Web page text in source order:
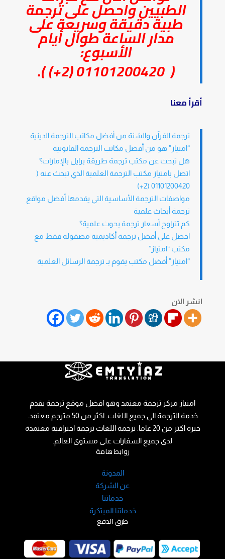
الطبيين واحصل على ترجمة
طبية دقيقة وسريعة على
مدار الساعة طوال أيام
الأسبوع:
(
01101200420 (2+)
).
أقرأ معنا
ترجمة القرآن والسُنة من أفضل مكاتب الترجمة الدينية
“امتياز” هو من أفضل مكاتب الترجمة القانونية
هل تبحث عن مكتب ترجمة طريقة برايل بالإمارات؟
اتصل بامتياز مكتب الترجمة العلمية الذي تبحث عنه (
01101200420 (2+)
مواصفات الترجمة الأساسية التي يقدمها أفضل مواقع
ترجمة أبحاث علمية
كم تتراوح أسعار ترجمة بحوث علمية؟
احصل على أفضل ترجمة أكاديمية مصقولة فقط مع
مكتب “امتياز”
“امتياز” أفضل مكتب يقوم بـ ترجمة الرسائل العلمية
انشر الان
طرق الدفع
روابط هامة
المدونة
عن الشركة
خدماتنا
خدماتنا المبتكرة
امتياز مركز ترجمة معتمد وهو افضل موقع ترجمة يقدم
خدمة الترجمة الي جميع اللغات. اكثر من 50 مترجم معتمد.
خبرة اكثر من 20 عاما. ترجمة اللغات ترجمة احترافية معتمدة
لدى جميع السفارات على مستوى العالم.